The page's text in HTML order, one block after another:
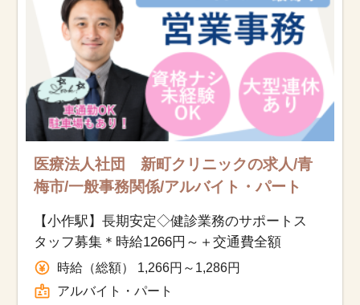
医療法人社団 新町クリニックの求人/青
梅市/一般事務関係/アルバイト・パート
【小作駅】長期安定◇健診業務のサポートス
タッフ募集＊時給1266円～＋交通費全額
時給（総額） 1,266円～1,286円
アルバイト・パート